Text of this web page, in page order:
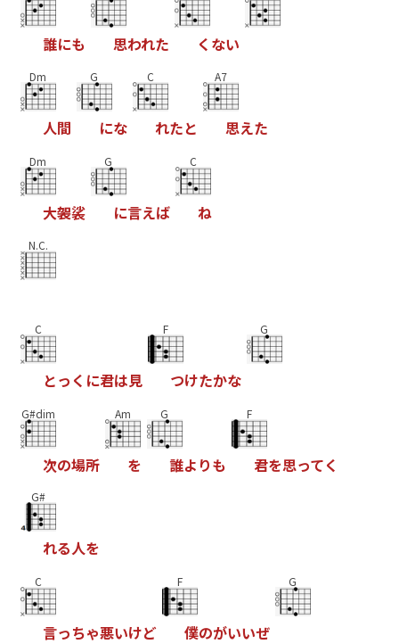
誰にも 思われた く ない
Dm
人間
G
にな
C
れたと
A7
思えた
Dm
大袈裟
G
に言えば
C
ね
N.C.
C
とっ く に君は見
F
つけたかな
G
G#dim
次の場所
Am
を
G
誰よ りも
F
君を思ってく
G#
れる人を
C
言っちゃ悪いけど
F
僕のがいいぜ
G